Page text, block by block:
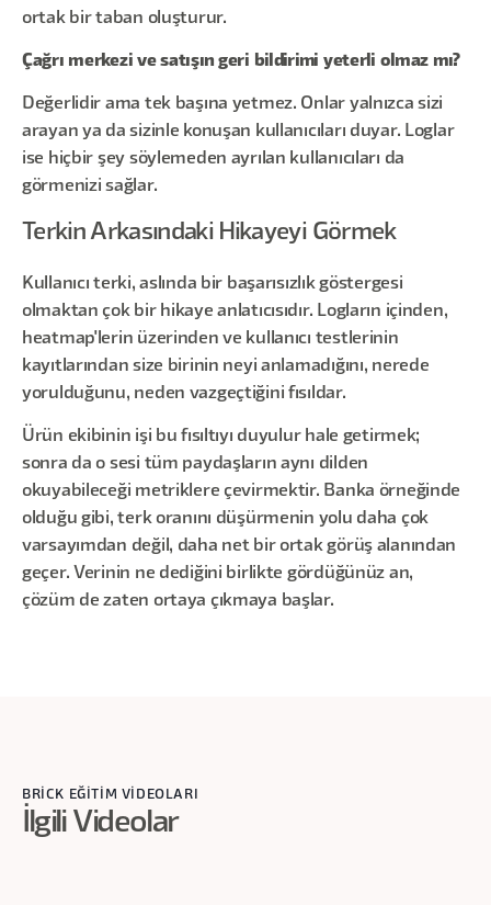
ortak bir taban oluşturur.
Çağrı merkezi ve satışın geri bildirimi yeterli olmaz mı?
Değerlidir ama tek başına yetmez. Onlar yalnızca sizi
arayan ya da sizinle konuşan kullanıcıları duyar. Loglar
ise hiçbir şey söylemeden ayrılan kullanıcıları da
görmenizi sağlar.
Terkin Arkasındaki Hikayeyi Görmek
Kullanıcı terki, aslında bir başarısızlık göstergesi
olmaktan çok bir hikaye anlatıcısıdır. Logların içinden,
heatmap'lerin üzerinden ve kullanıcı testlerinin
kayıtlarından size birinin neyi anlamadığını, nerede
yorulduğunu, neden vazgeçtiğini fısıldar.
Ürün ekibinin işi bu fısıltıyı duyulur hale getirmek;
sonra da o sesi tüm paydaşların aynı dilden
okuyabileceği metriklere çevirmektir. Banka örneğinde
olduğu gibi, terk oranını düşürmenin yolu daha çok
varsayımdan değil, daha net bir ortak görüş alanından
geçer. Verinin ne dediğini birlikte gördüğünüz an,
çözüm de zaten ortaya çıkmaya başlar.
BRİCK EĞİTİM VİDEOLARI
İlgili Videolar